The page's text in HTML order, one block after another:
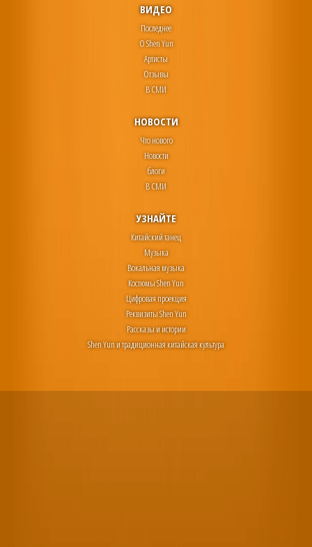
ВИДЕО
Последнее
О Shen Yun
Артисты
Отзывы
В СМИ
НОВОСТИ
Что нового
Новости
блоги
В СМИ
УЗНАЙТЕ
Китайский танец
Музыка
Вокальная музыка
Костюмы Shen Yun
Цифровая проекция
Реквизиты Shen Yun
Рассказы и истории
Shen Yun и традиционная китайская культура